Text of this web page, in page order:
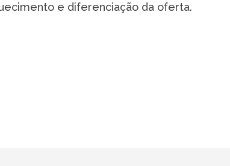
e diferenciação da oferta.